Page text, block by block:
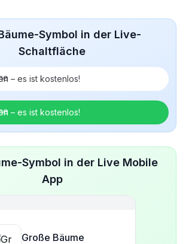
Symbol in der Live-
Schaltfläche
– es ist kostenlos!
– es ist kostenlos!
Symbol in der Live Mobile
App
Große Bäume